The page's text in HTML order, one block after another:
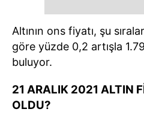
Altının ons fiyatı, şu
göre yüzde 0,2 artışla
buluyor.
21 ARALIK 2021 ALTIN
OLDU?